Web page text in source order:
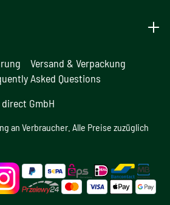
Versand & Verpackung
Asked Questions
GmbH
an Verbraucher. Alle Preise zuzüglich